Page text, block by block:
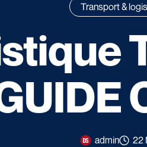
Transport &
admin
22